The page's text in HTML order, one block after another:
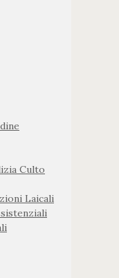
Culto
Laicali